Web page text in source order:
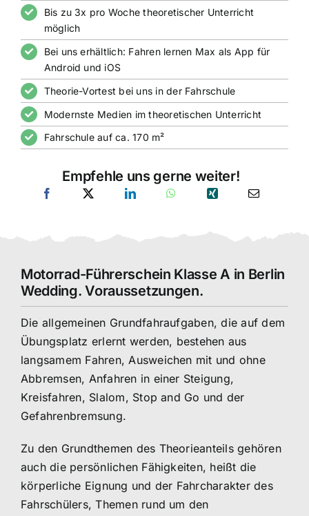
Bis zu 3x pro Woche theoretischer Unterricht
möglich
Bei uns erhältlich: Fahren lernen Max als App für
Android und iOS
Theorie-Vortest bei uns in der Fahrschule
Modernste Medien im theoretischen Unterricht
Fahrschule auf ca. 170 m²
Empfehle uns gerne weiter!
Motorrad-Führerschein Klasse A in Berlin
Wedding. Voraussetzungen.
Die allgemeinen Grundfahraufgaben, die auf dem
Übungsplatz erlernt werden, bestehen aus
langsamem Fahren, Ausweichen mit und ohne
Abbremsen, Anfahren in einer Steigung,
Kreisfahren, Slalom, Stop and Go und der
Gefahrenbremsung.
Zu den Grundthemen des Theorieanteils gehören
auch die persönlichen Fähigkeiten, heißt die
körperliche Eignung und der Fahrcharakter des
Fahrschülers, Themen rund um den